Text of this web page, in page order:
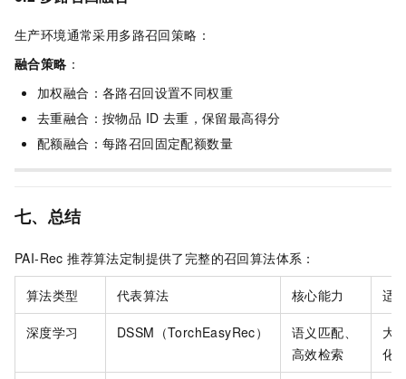
生产环境通常采用多路召回策略：
融合策略 ：
加权融合：各路召回设置不同权重
去重融合：按物品 ID 去重，保留最高得分
配额融合：每路召回固定配额数量
七、总结
PAI-Rec 推荐算法定制提供了完整的召回算法体系：
算法类型 代表算法 核心能力 适
深度学习 DSSM（TorchEasyRec）
语义匹配、
高效检索
大
化